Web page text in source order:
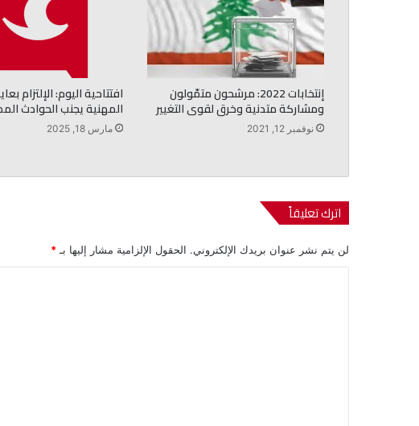
إنتخابات 2022: مرشحون متمّولون
ومشاركة متدنية وخرق لقوى التغيير
نوفمبر 12, 2021
افتتاحية اليوم: الإلتزام
المهنية يجنب الحوادث
مارس 18, 2025
اترك تعليقاً
لن يتم نشر عنوان بريدك الإلكتروني. الحقول الإلزامية مشار إليها بـ *